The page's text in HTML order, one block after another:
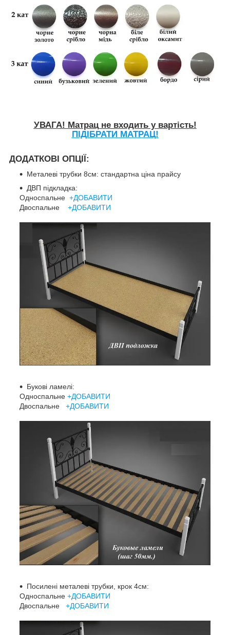
УВАГА! Матрац не входить у вартість!
ПІДІБРАТИ МАТРАЦ!
ДОДАТКОВІ ОПЦІЇ:
Металеві трубки 8см: стандартна ціна прайсу
ДВП підкладка:
Односпальне +ДОБАВИТИ
Двоспальне +ДОБАВИТИ
Букові ламелі:
Односпальне +ДОБАВИТИ
Двоспальне +ДОБАВИТИ
Посилені металеві трубки, крок 4см:
Односпальне +ДОБАВИТИ
Двоспальне +ДОБАВИТИ